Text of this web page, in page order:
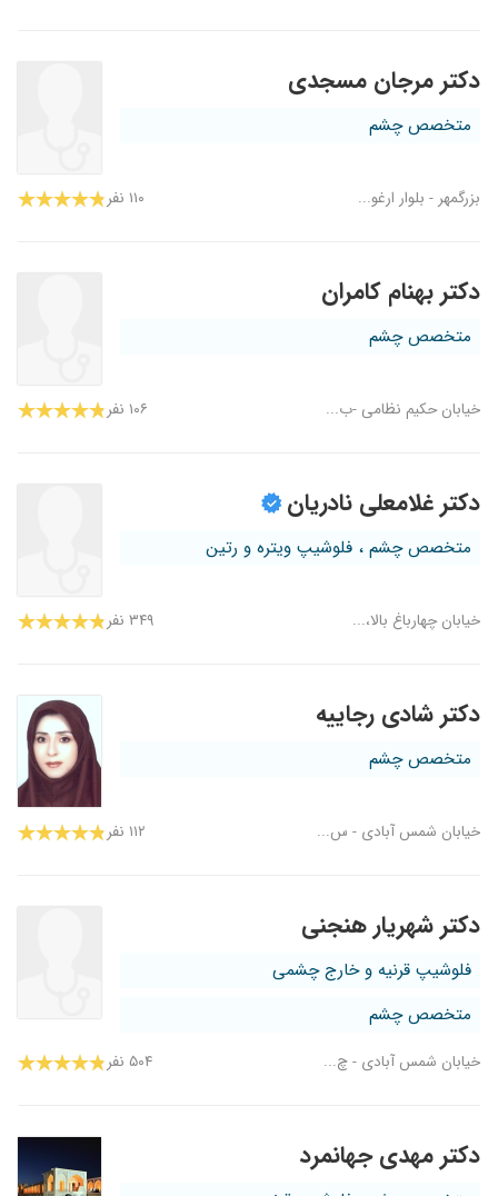
دکتر مرجان مسجدی
متخصص چشم
بزرگمهر - بلوار ارغو... ۱۱۰ نفر
دکتر بهنام کامران
متخصص چشم
خیابان حکیم نظامی -ب... ۱۰۶ نفر
دکتر غلامعلی نادریان
متخصص چشم ، فلوشیپ ویتره و رتین
خیابان چهارباغ بالا،... ۳۴۹ نفر
دکتر شادی رجاییه
متخصص چشم
خیابان شمس آبادی - س... ۱۱۲ نفر
دکتر شهریار هنجنی
فلوشیپ قرنیه و خارج چشمی
متخصص چشم
خیابان شمس آبادی - چ... ۵۰۴ نفر
دکتر مهدی جهانمرد